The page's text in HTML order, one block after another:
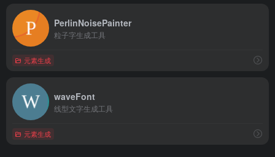
PerlinNoisePainter
粒子字生成工具
元素生成
waveFont
线型文字生成工具
元素生成